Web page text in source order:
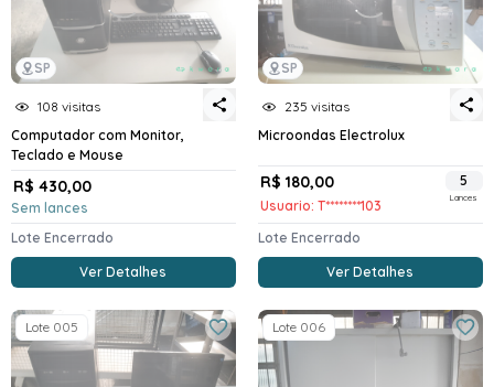
SP
108 visitas
Computador com Monitor,
Teclado e Mouse
R$ 430,00
Sem lances
Lote Encerrado
Ver Detalhes
SP
235 visitas
Microondas Electrolux
R$ 180,00
Usuario: T********103
5
Lances
Lote Encerrado
Ver Detalhes
Lote 005 Lote 006